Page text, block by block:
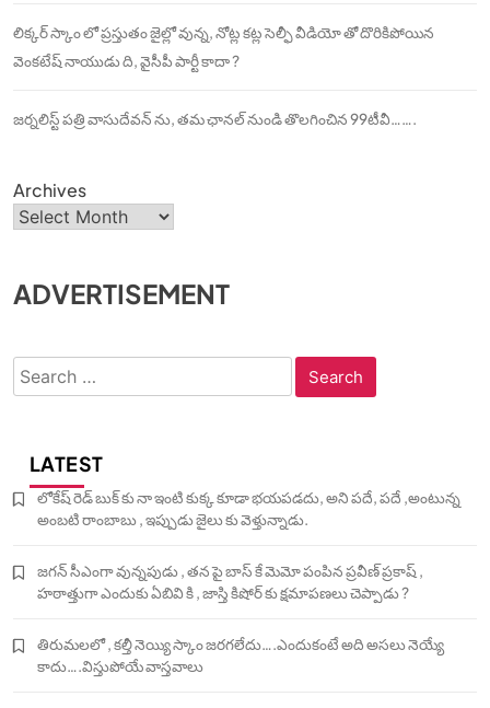
లిక్కర్ స్కాం లో ప్రస్తుతం జైల్లో వున్న, నోట్ల కట్ల సెల్ఫీ వీడియో తో దొరికిపోయిన
వెంకటేష్ నాయుడు ది, వైసీపీ పార్టీ కాదా ?
జర్నలిస్ట్ పత్రి వాసుదేవన్ ను, తమ ఛానల్ నుండి తొలగించిన 99టీవీ…….
Archives
ADVERTISEMENT
Search
for:
LATEST
లోకేష్ రెడ్ బుక్ కు నా ఇంటి కుక్క కూడా భయపడదు, అని పదే, పదే ,అంటున్న
అంబటి రాంబాబు , ఇప్పుడు జైలు కు వెళ్తున్నాడు.
జగన్ సీఎంగా వున్నపుడు , తన పై బాస్ కే మెమో పంపిన ప్రవీణ్ ప్రకాష్ ,
హఠాత్తుగా ఎందుకు ఏబివి కి , జాస్తి కిషోర్ కు క్షమాపణలు చెప్పాడు ?
తిరుమలలో , కల్తీ నెయ్యి స్కాం జరగలేదు….ఎందుకంటే అది అసలు నెయ్యే
కాదు….విస్తుపోయే వాస్తవాలు